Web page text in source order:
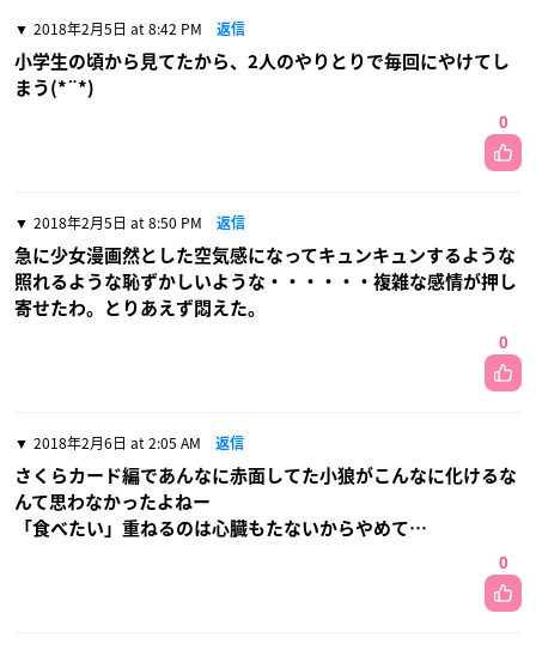
2018年2月5日 at 8:42 PM 返信
小学生の頃から見てたから、2人のやりとりで毎回にやけてし
まう(*¨*)
0
2018年2月5日 at 8:50 PM 返信
急に少女漫画然とした空気感になってキュンキュンするような
照れるような恥ずかしいような・・・・・・複雑な感情が押し
寄せたわ。とりあえず悶えた。
0
2018年2月6日 at 2:05 AM 返信
さくらカード編であんなに赤面してた小狼がこんなに化けるな
んて思わなかったよねー
「食べたい」重ねるのは心臓もたないからやめて…
0